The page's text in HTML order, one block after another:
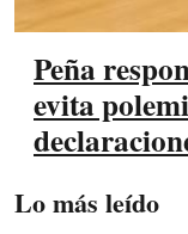
Peña
evita
Lo más leído